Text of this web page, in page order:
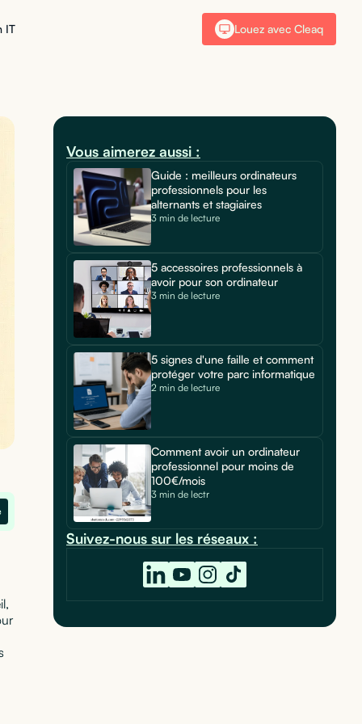
IT Louez avec Cleaq
Vous aimerez aussi :
Guide : meilleurs ordinateurs
professionnels pour les
alternants et stagiaires
3 min de lecture
5 accessoires professionnels à
avoir pour son ordinateur
3 min de lecture
5 signes d'une faille et comment
protéger votre parc informatique
2 min de lecture
Comment avoir un ordinateur
professionnel pour moins de
100€/mois
3 min de lectr
Suivez-nous sur les réseaux :